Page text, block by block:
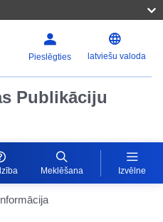
Pieslēgties latviešu valoda
Publikāciju
Meklēšana Izvēlne